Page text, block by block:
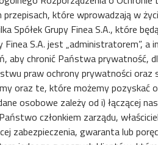
które wprowadzają w
Spółek Grupy Finea S.A., które
Finea S.A. jest „administratorem”,
aby chronić Państwa
praw ochrony prywatności
oraz te, które możemy pozyskać
osobowe zależy od i) łączącej
członkiem zarządu,
zabezpieczenia, gwaranta lub